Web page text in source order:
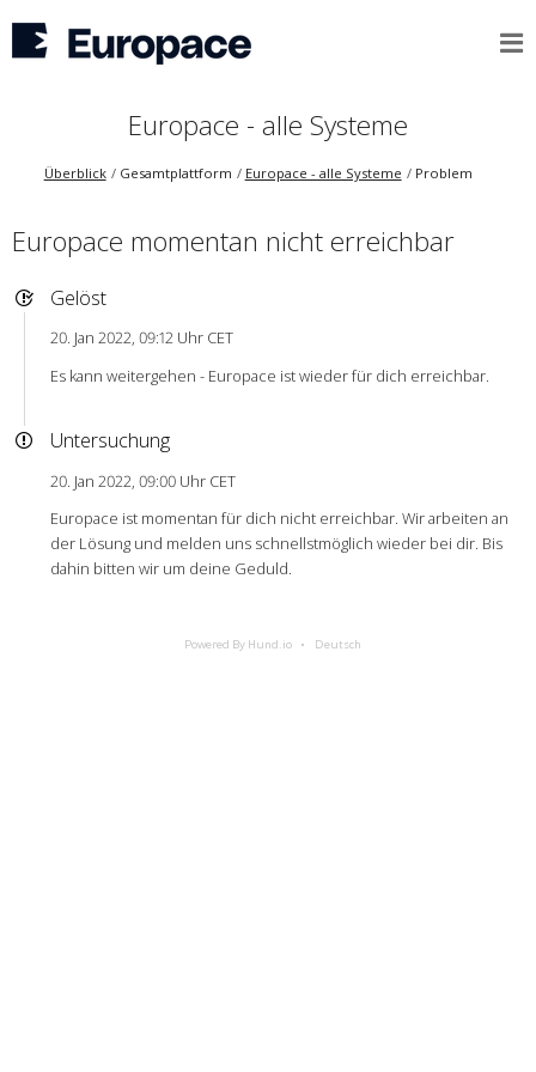
Europace - alle Systeme
Überblick Gesamtplattform Europace - alle Systeme Problem
Europace momentan nicht erreichbar
Gelöst
20. Jan 2022, 09:12 Uhr CET
Es kann weitergehen - Europace ist wieder für dich erreichbar.
Untersuchung
20. Jan 2022, 09:00 Uhr CET
Europace ist momentan für dich nicht erreichbar. Wir arbeiten an
der Lösung und melden uns schnellstmöglich wieder bei dir. Bis
dahin bitten wir um deine Geduld.
Powered By Hund.io Deutsch